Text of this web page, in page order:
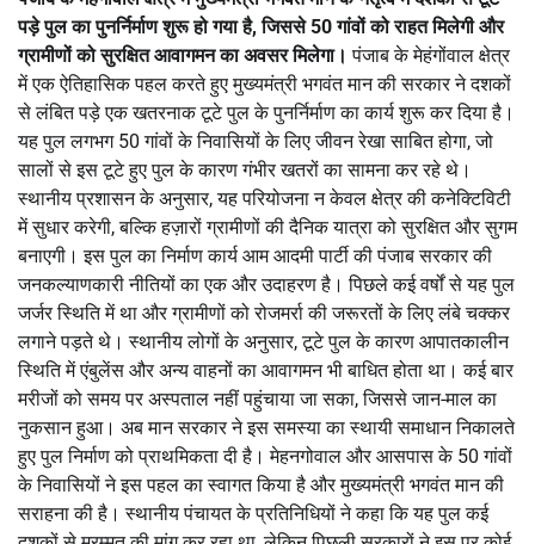
पड़े पुल का पुनर्निर्माण शुरू हो गया है, जिससे 50 गांवों को राहत मिलेगी और
ग्रामीणों को सुरक्षित आवागमन का अवसर मिलेगा। पंजाब के मेहंगोंवाल क्षेत्र
में एक ऐतिहासिक पहल करते हुए मुख्यमंत्री भगवंत मान की सरकार ने दशकों
से लंबित पड़े एक खतरनाक टूटे पुल के पुनर्निर्माण का कार्य शुरू कर दिया है।
यह पुल लगभग 50 गांवों के निवासियों के लिए जीवन रेखा साबित होगा, जो
सालों से इस टूटे हुए पुल के कारण गंभीर खतरों का सामना कर रहे थे।
स्थानीय प्रशासन के अनुसार, यह परियोजना न केवल क्षेत्र की कनेक्टिविटी
में सुधार करेगी, बल्कि हज़ारों ग्रामीणों की दैनिक यात्रा को सुरक्षित और सुगम
बनाएगी। इस पुल का निर्माण कार्य आम आदमी पार्टी की पंजाब सरकार की
जनकल्याणकारी नीतियों का एक और उदाहरण है। पिछले कई वर्षों से यह पुल
जर्जर स्थिति में था और ग्रामीणों को रोजमर्रा की जरूरतों के लिए लंबे चक्कर
लगाने पड़ते थे। स्थानीय लोगों के अनुसार, टूटे पुल के कारण आपातकालीन
स्थिति में एंबुलेंस और अन्य वाहनों का आवागमन भी बाधित होता था। कई बार
मरीजों को समय पर अस्पताल नहीं पहुंचाया जा सका, जिससे जान-माल का
नुकसान हुआ। अब मान सरकार ने इस समस्या का स्थायी समाधान निकालते
हुए पुल निर्माण को प्राथमिकता दी है। मेहनगोवाल और आसपास के 50 गांवों
के निवासियों ने इस पहल का स्वागत किया है और मुख्यमंत्री भगवंत मान की
सराहना की है। स्थानीय पंचायत के प्रतिनिधियों ने कहा कि यह पुल कई